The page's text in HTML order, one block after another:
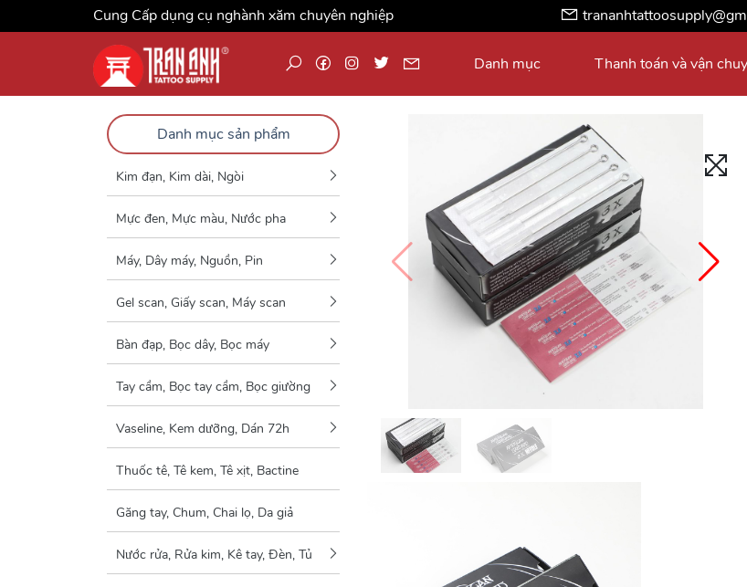
Cung Cấp dụng cụ nghành xăm chuyên nghiệp
Danh mục Thanh toán và vận
Danh mục sản phẩm
Kim đạn, Kim dài, Ngòi
Mực đen, Mực màu, Nước pha
Máy, Dây máy, Nguồn, Pin
Gel scan, Giấy scan, Máy scan
Bàn đạp, Bọc dây, Bọc máy
Tay cầm, Bọc tay cầm, Bọc giường
Vaseline, Kem dưỡng, Dán 72h
Thuốc tê, Tê kem, Tê xịt, Bactine
Găng tay, Chum, Chai lọ, Da giả
Nước rửa, Rửa kim, Kê tay, Đèn, Tủ